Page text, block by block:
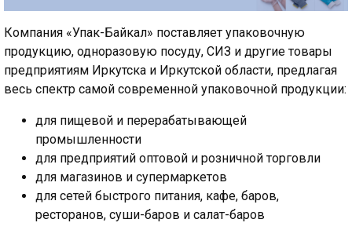
Компания «Упак-Байкал» поставляет упаковочную
продукцию, одноразовую посуду, СИЗ и другие товары
предприятиям Иркутска и Иркутской области, предлагая
весь спектр самой современной упаковочной продукции:
для пищевой и перерабатывающей
промышленности
для предприятий оптовой и розничной торговли
для магазинов и супермаркетов
для сетей быстрого питания, кафе, баров,
ресторанов, суши-баров и салат-баров